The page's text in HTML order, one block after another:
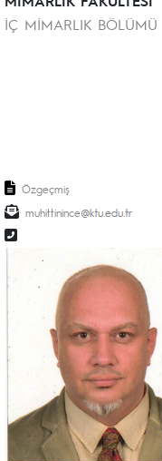
İÇ MİMARLIK BÖLÜMÜ
Özgeçmiş
muhittinince